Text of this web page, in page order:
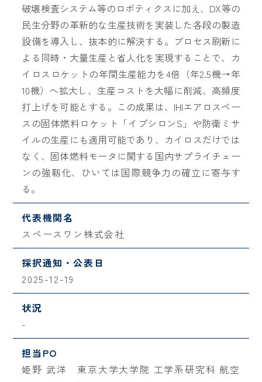
破壊検査システム等のロボティクスに加え、DX等の
民生分野の革新的な生産技術を実装した各段の製造
設備を導入し、抜本的に解決する。プロセス刷新に
よる同時・大量生産と省人化を実現することで、カ
イロスロケットの年間生産能力を4倍（年2.5機→年
10機）へ拡大し、生産コストを大幅に削減、高頻度
打上げを可能とする。この成果は、IHIエアロスペー
スの固体燃料ロケット「イプシロンS」や防衛ミサ
イルの生産にも適用可能であり、カイロスだけでは
なく、固体燃料モータに関する国内サプライチェー
ンの強靱化、ひいては国際競争力の確立に寄与す
る。
代表機関名
スペースワン株式会社
採択通知・公表日
2025-12-19
状況
-
担当PO
姫野 武洋 東京大学大学院 工学系研究科 航空